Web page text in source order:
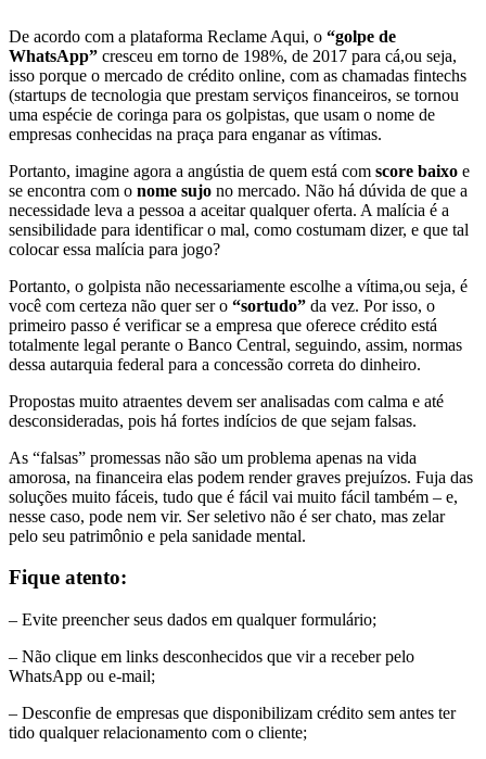
De acordo com a plataforma Reclame Aqui, o “golpe de
WhatsApp” cresceu em torno de 198%, de 2017 para cá,ou seja,
isso porque o mercado de crédito online, com as chamadas fintechs
(startups de tecnologia que prestam serviços financeiros, se tornou
uma espécie de coringa para os golpistas, que usam o nome de
empresas conhecidas na praça para enganar as vítimas.
Portanto, imagine agora a angústia de quem está com score baixo e
se encontra com o nome sujo no mercado. Não há dúvida de que a
necessidade leva a pessoa a aceitar qualquer oferta. A malícia é a
sensibilidade para identificar o mal, como costumam dizer, e que tal
colocar essa malícia para jogo?
Portanto, o golpista não necessariamente escolhe a vítima,ou seja, é
você com certeza não quer ser o “sortudo” da vez. Por isso, o
primeiro passo é verificar se a empresa que oferece crédito está
totalmente legal perante o Banco Central, seguindo, assim, normas
dessa autarquia federal para a concessão correta do dinheiro.
Propostas muito atraentes devem ser analisadas com calma e até
desconsideradas, pois há fortes indícios de que sejam falsas.
As “falsas” promessas não são um problema apenas na vida
amorosa, na financeira elas podem render graves prejuízos. Fuja das
soluções muito fáceis, tudo que é fácil vai muito fácil também – e,
nesse caso, pode nem vir. Ser seletivo não é ser chato, mas zelar
pelo seu patrimônio e pela sanidade mental.
Fique atento:
– Evite preencher seus dados em qualquer formulário;
– Não clique em links desconhecidos que vir a receber pelo
WhatsApp ou e-mail;
– Desconfie de empresas que disponibilizam crédito sem antes ter
tido qualquer relacionamento com o cliente;